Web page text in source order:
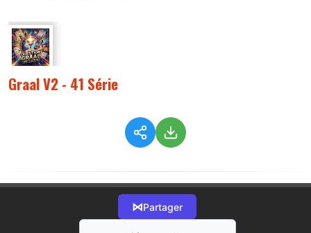
Graal V2 - 41 Série
⋈Partager